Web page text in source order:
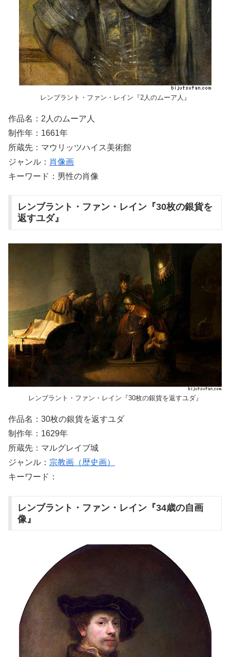
レンブラント・ファン・レイン『2人のムーア人』
作品名：2人のムーア人
制作年：1661年
所蔵先：マウリッツハイス美術館
ジャンル： 肖像画
キーワード：男性の肖像
レンブラント・ファン・レイン『30枚の銀貨を
返すユダ』
レンブラント・ファン・レイン『30枚の銀貨を返すユダ』
作品名：30枚の銀貨を返すユダ
制作年：1629年
所蔵先：マルグレイブ城
ジャンル： 宗教画（歴史画）
キーワード：
レンブラント・ファン・レイン『34歳の自画
像』